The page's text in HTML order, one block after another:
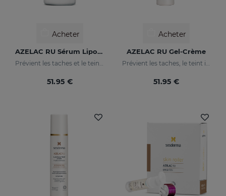
Acheter
AZELAC RU Sérum Liposomal
Prévient les taches et le teint irrégulier
51.95 €
Acheter
AZELAC RU Gel-Crème
Prévient les taches, le teint irrégulier et les rides sur la peau
51.95 €